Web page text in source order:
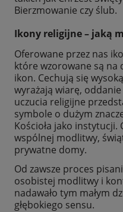
Bierzmowanie czy ślub.
Ikony religijne – jaką
Oferowane przez nas
które wzorowane są na
ikon. Cechują się
wyrażają wiarę,
uczucia religijne
symbole o dużym
Kościoła jako instytucji.
wspólnej modlitwy,
prywatne domy.
Od zawsze proces
osobistej modlitwy i
nadawało tym małym
głębokiego sensu.